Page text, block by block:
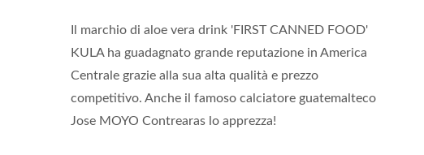
Il marchio di aloe vera drink 'FIRST CANNED FOOD'
KULA ha guadagnato grande reputazione in America
Centrale grazie alla sua alta qualità e prezzo
competitivo. Anche il famoso calciatore guatemalteco
Jose MOYO Contrearas lo apprezza!
Bevanda Al